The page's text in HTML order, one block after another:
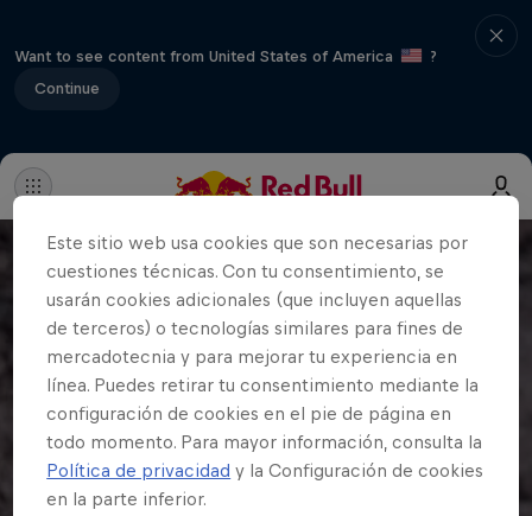
Want to see content from United States of America
?
Continue
Este sitio web usa cookies que son necesarias por
cuestiones técnicas. Con tu consentimiento, se
usarán cookies adicionales (que incluyen aquellas
de terceros) o tecnologías similares para fines de
mercadotecnia y para mejorar tu experiencia en
línea. Puedes retirar tu consentimiento mediante la
configuración de cookies en el pie de página en
todo momento. Para mayor información, consulta la
Política de privacidad y la Configuración de cookies
en la parte inferior.